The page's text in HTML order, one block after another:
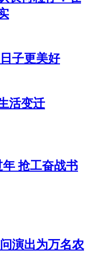
子更美好
活变迁
抢工奋战书
演出为万名农